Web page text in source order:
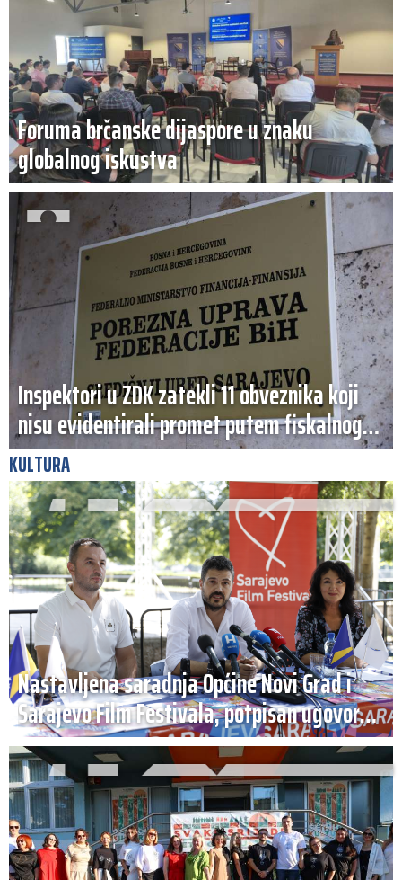
Foruma brčanske dijaspore u znaku
globalnog iskustva
Inspektori u ZDK zatekli 11 obveznika koji
nisu evidentirali promet putem fiskalnog
uređaja
KULTURA
Nastavljena saradnja Općine Novi Grad i
Sarajevo Film Festivala, potpisan ugovor
(VIDEO)